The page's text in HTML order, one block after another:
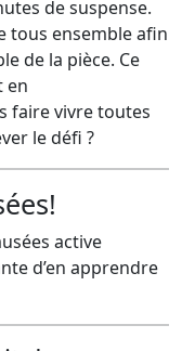
de suspense.
tous ensemble afin
de la pièce. Ce
en
faire vivre toutes
le défi ?
active
d’en apprendre